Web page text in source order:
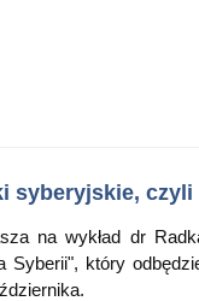
syberyjskie,
na wykład dr
Syberii", który